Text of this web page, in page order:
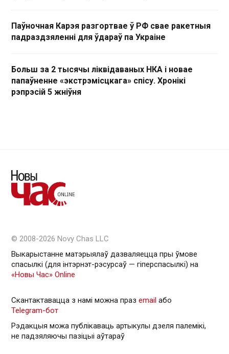
Паўночная Карэя разгортвае ў РФ свае ракетныя
падраздзяленні для ўдараў па Украіне
Больш за 2 тысячы ліквідаваных НКА і новае
папаўненне «экстрэмісцкага» спісу. Хронікі
рэпрэсій 5 жніўня
© 2008-2026 Novy Chas LLC
Выкарыстанне матэрыялаў дазваляецца пры ўмове
спасылкі (для інтэрнэт-рэсурсаў — гiперспасылкi) на
«Новы Час» Online
Скантактавацца з намі можна праз email або
Telegram-бот
Рэдакцыя можа публікаваць артыкулы дзеля палемікі,
не падзяляючы пазіцыі аўтараў